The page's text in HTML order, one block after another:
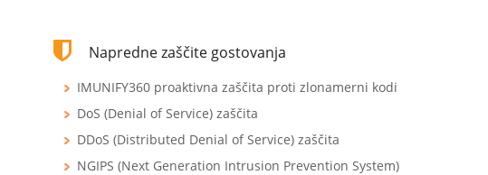
Napredne zaščite gostovanja
IMUNIFY360 proaktivna zaščita proti zlonamerni kodi
DoS (Denial of Service) zaščita
DDoS (Distributed Denial of Service) zaščita
NGIPS (Next Generation Intrusion Prevention System)